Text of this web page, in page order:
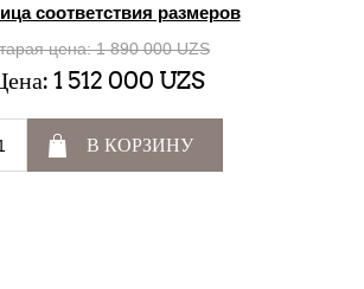
соответствия размеров
цена: 1 890 000 UZS
1 512 000 UZS
В КОРЗИНУ